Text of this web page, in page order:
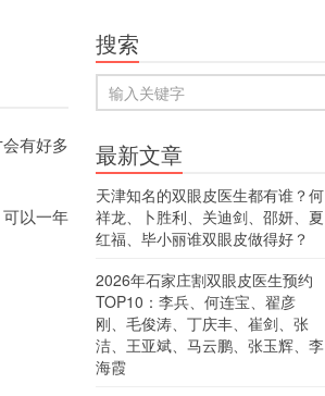
有好多
以一年
搜索
最新文章
天津知名的双眼皮医生都有谁？何
祥龙、卜胜利、关迪剑、邵妍、夏
红福、毕小丽谁双眼皮做得好？
2026年石家庄割双眼皮医生预约
TOP10：李兵、何连宝、翟彦
刚、毛俊涛、丁庆丰、崔剑、张
洁、王亚斌、马云鹏、张玉辉、李
海霞